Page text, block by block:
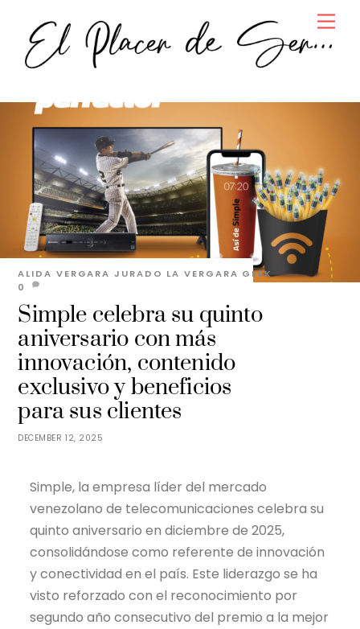
content
DECEMBER 12, 2025
Simple celebra su quinto
aniversario con más
innovación, contenido
exclusivo y beneficios
para sus clientes
ALIDA VERGARA JURADO LA VERGARA GEEK
0
Simple, la empresa líder del mercado
venezolano de telecomunicaciones celebra su
quinto aniversario en diciembre de 2025,
consolidándose como referente de innovación
y conectividad en el país. Este liderazgo se ha
visto reforzado con el reconocimiento por
segundo año consecutivo del premio a la mejor